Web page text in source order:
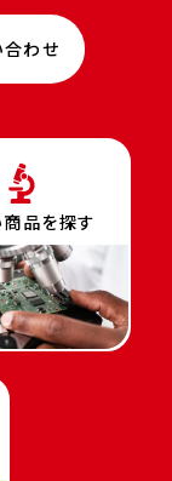
合わせ
品を探す